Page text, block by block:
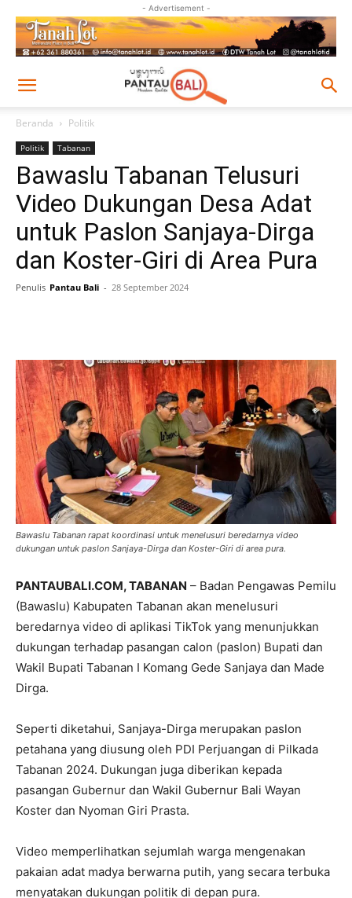
- Advertisement -
Beranda Politik
Politik Tabanan
Bawaslu Tabanan Telusuri
Video Dukungan Desa Adat
untuk Paslon Sanjaya-Dirga
dan Koster-Giri di Area Pura
Penulis Pantau Bali - 28 September 2024
Bawaslu Tabanan rapat koordinasi untuk menelusuri beredarnya video
dukungan untuk paslon Sanjaya-Dirga dan Koster-Giri di area pura.
PANTAUBALI.COM, TABANAN – Badan Pengawas Pemilu
(Bawaslu) Kabupaten Tabanan akan menelusuri
beredarnya video di aplikasi TikTok yang menunjukkan
dukungan terhadap pasangan calon (paslon) Bupati dan
Wakil Bupati Tabanan I Komang Gede Sanjaya dan Made
Dirga.
Seperti diketahui, Sanjaya-Dirga merupakan paslon
petahana yang diusung oleh PDI Perjuangan di Pilkada
Tabanan 2024. Dukungan juga diberikan kepada
pasangan Gubernur dan Wakil Gubernur Bali Wayan
Koster dan Nyoman Giri Prasta.
Video memperlihatkan sejumlah warga mengenakan
pakaian adat madya berwarna putih, yang secara terbuka
menyatakan dukungan politik di depan pura.